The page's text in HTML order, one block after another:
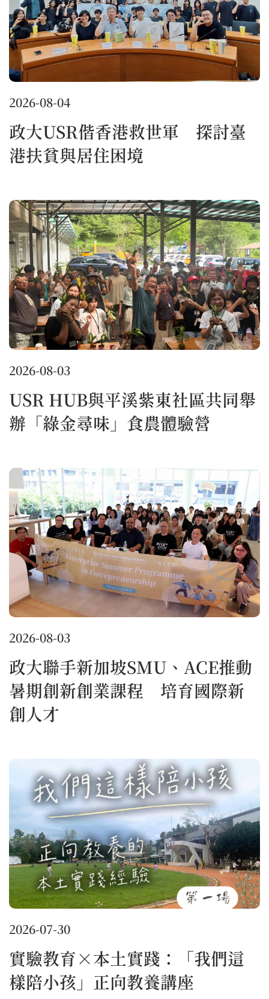
2026-08-04
政大USR偕香港救世軍 探討臺
港扶貧與居住困境
2026-08-03
USR HUB與平溪紫東社區共同舉
辦「綠金尋味」食農體驗營
2026-08-03
政大聯手新加坡SMU、ACE推動
暑期創新創業課程 培育國際新
創人才
2026-07-30
實驗教育×本土實踐：「我們這
樣陪小孩」正向教養講座